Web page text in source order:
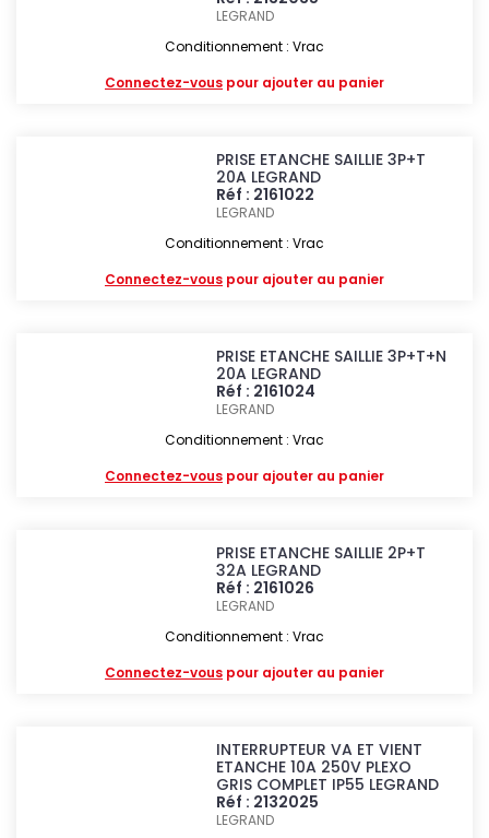
LEGRAND
Conditionnement : Vrac
Connectez-vous pour ajouter au panier
PRISE ETANCHE SAILLIE 3P+T
20A LEGRAND
Réf : 2161022
LEGRAND
Conditionnement : Vrac
Connectez-vous pour ajouter au panier
PRISE ETANCHE SAILLIE 3P+T+N
20A LEGRAND
Réf : 2161024
LEGRAND
Conditionnement : Vrac
Connectez-vous pour ajouter au panier
PRISE ETANCHE SAILLIE 2P+T
32A LEGRAND
Réf : 2161026
LEGRAND
Conditionnement : Vrac
Connectez-vous pour ajouter au panier
INTERRUPTEUR VA ET VIENT
ETANCHE 10A 250V PLEXO
GRIS COMPLET IP55 LEGRAND
Réf : 2132025
LEGRAND